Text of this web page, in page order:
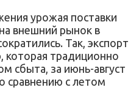
урожая поставки
внешний рынок в
. Так экспорт
которая традиционно
сбыта за июнь-август
сравнению с летом